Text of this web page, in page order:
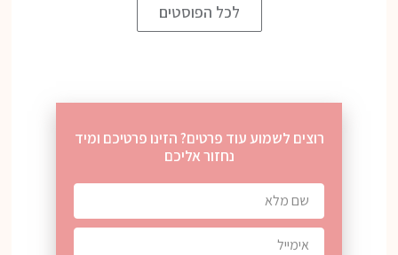
לכל הפוסטים
רוצים לשמוע עוד פרטים? הזינו פרטיכם ומיד
נחזור אליכם